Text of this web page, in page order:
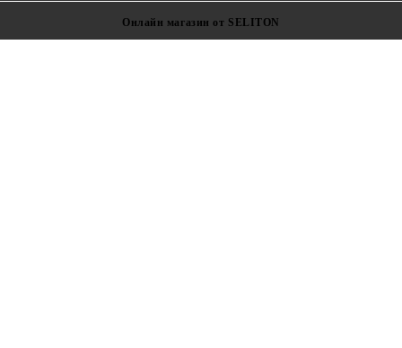
Онлайн магазин от SELITON